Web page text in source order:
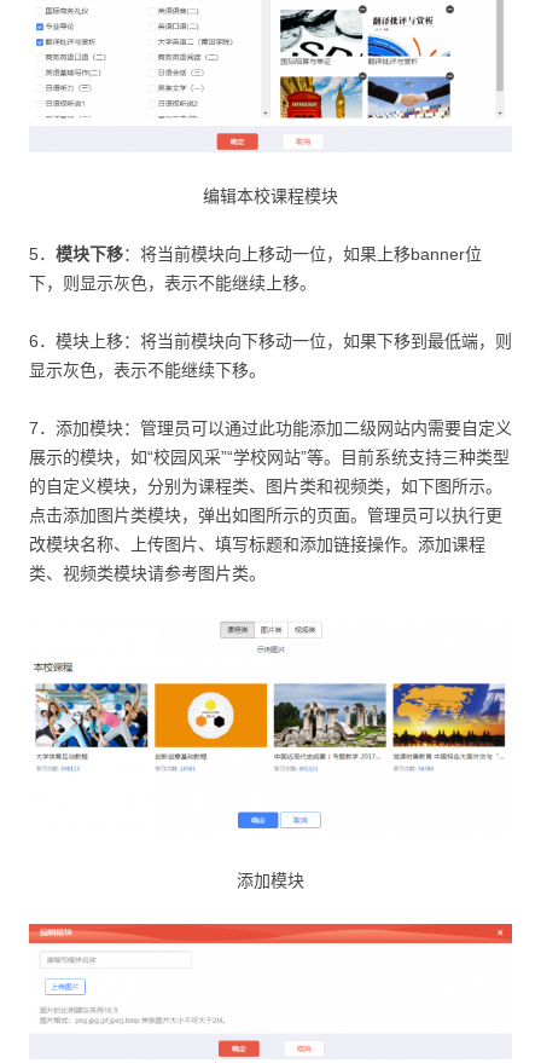
编辑本校课程模块
5． 模块下移：将当前模块向上移动一位，如果上移banner位
下，则显示灰色，表示不能继续上移。
6．模块上移：将当前模块向下移动一位，如果下移到最低端，则
显示灰色，表示不能继续下移。
7．添加模块：管理员可以通过此功能添加二级网站内需要自定义
展示的模块，如“校园风采”“学校网站”等。目前系统支持三种类型
的自定义模块，分别为课程类、图片类和视频类，如下图所示。
点击添加图片类模块，弹出如图所示的页面。管理员可以执行更
改模块名称、上传图片、填写标题和添加链接操作。添加课程
类、视频类模块请参考图片类。
添加模块